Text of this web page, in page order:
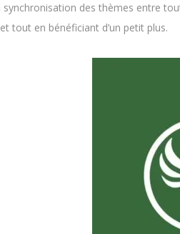
des thèmes entre
tout en bénéficiant d’un petit plus.